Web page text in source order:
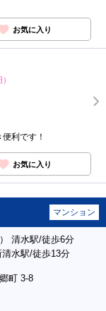
お気に入り
利です！
お気に入り
マンション
清水駅/徒歩6分
水駅/徒歩13分
町 3-8